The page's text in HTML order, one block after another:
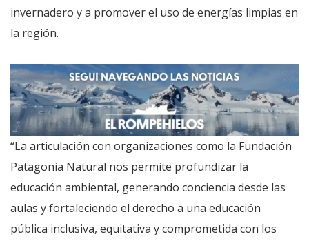
invernadero y a promover el uso de energías limpias en
la región.
“La articulación con organizaciones como la Fundación
Patagonia Natural nos permite profundizar la
educación ambiental, generando conciencia desde las
aulas y fortaleciendo el derecho a una educación
pública inclusiva, equitativa y comprometida con los